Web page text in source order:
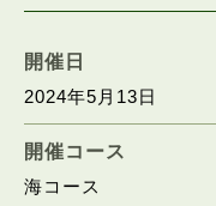
採用情報
交通アクセス
開催日
2024年5月13日
開催コース
海コース